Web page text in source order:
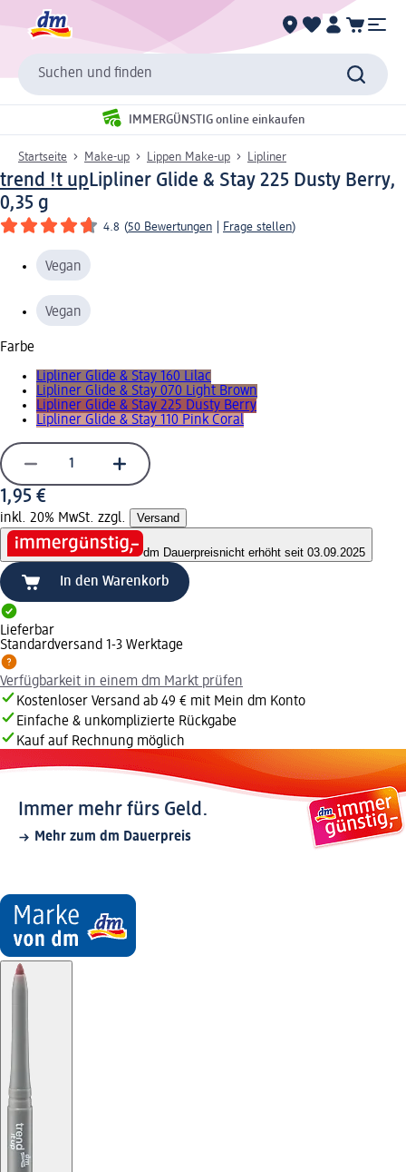
Suchen und finden
IMMERGÜNSTIG online einkaufen
Startseite Make-up Lippen Make-up Lipliner
trend !t upLipliner Glide & Stay 225 Dusty Berry,
0,35 g
4.8 (50 Bewertungen Frage stellen)
Vegan
Vegan
Farbe
Lipliner Glide & Stay 160 Lilac
Lipliner Glide & Stay 070 Light Brown
Lipliner Glide & Stay 225 Dusty Berry
Lipliner Glide & Stay 110 Pink Coral
1,95 €
inkl. 20% MwSt. zzgl. Versand
dm Dauerpreisnicht erhöht seit 03.09.2025
In den Warenkorb
Lieferbar
Standardversand 1-3 Werktage
Verfügbarkeit in einem dm Markt prüfen
Kostenloser Versand ab 49 € mit Mein dm Konto
Einfache & unkomplizierte Rückgabe
Kauf auf Rechnung möglich
Immer mehr fürs Geld.
Mehr zum dm Dauerpreis